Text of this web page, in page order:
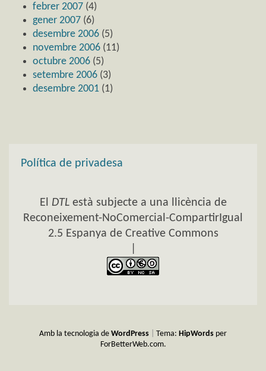
febrer 2007 (4)
gener 2007 (6)
desembre 2006 (5)
novembre 2006 (11)
octubre 2006 (5)
setembre 2006 (3)
desembre 2001 (1)
Política de privadesa
El DTLestà subjecte a una llicència de
Reconeixement-NoComercial-CompartirIgual
2.5 Espanya de Creative Commons
Amb la tecnologia de WordPress Tema: HipWords per
ForBetterWeb.com.